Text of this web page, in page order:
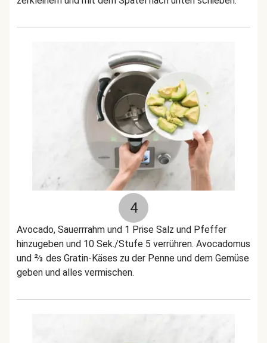
4
Avocado, Sauerrrahm und 1 Prise Salz und Pfeffer
hinzugeben und 10 Sek./Stufe 5 verrühren. Avocadomus
und ⅔ des Gratin-Käses zu der Penne und dem Gemüse
geben und alles vermischen.